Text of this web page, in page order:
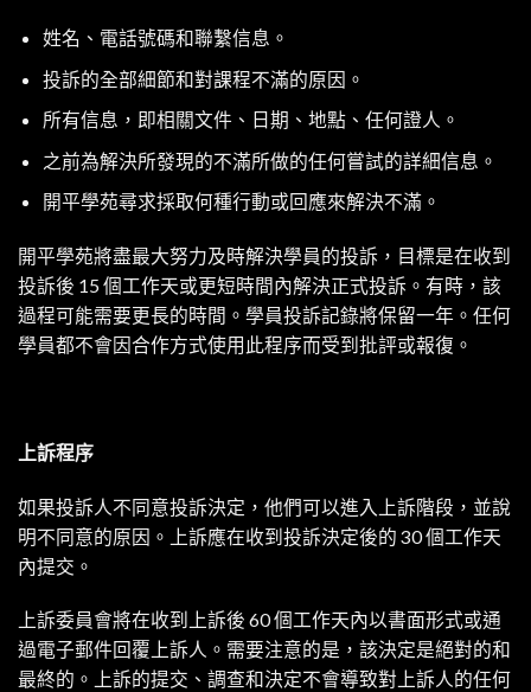
姓名、電話號碼和聯繫信息。
投訴的全部細節和對課程不滿的原因。
所有信息，即相關文件、日期、地點、任何證人。
之前為解決所發現的不滿所做的任何嘗試的詳細信息。
開平學苑尋求採取何種行動或回應來解決不滿。
開平學苑將盡最大努力及時解決學員的投訴，目標是在收到
投訴後 15 個工作天或更短時間內解決正式投訴。有時，該
過程可能需要更長的時間。學員投訴記錄將保留一年。任何
學員都不會因合作方式使用此程序而受到批評或報復。
上訴程序
如果投訴人不同意投訴決定，他們可以進入上訴階段，並說
明不同意的原因。上訴應在收到投訴決定後的 30 個工作天
內提交。
上訴委員會將在收到上訴後 60 個工作天內以書面形式或通
過電子郵件回覆上訴人。需要注意的是，該決定是絕對的和
最終的。上訴的提交、調查和決定不會導致對上訴人的任何